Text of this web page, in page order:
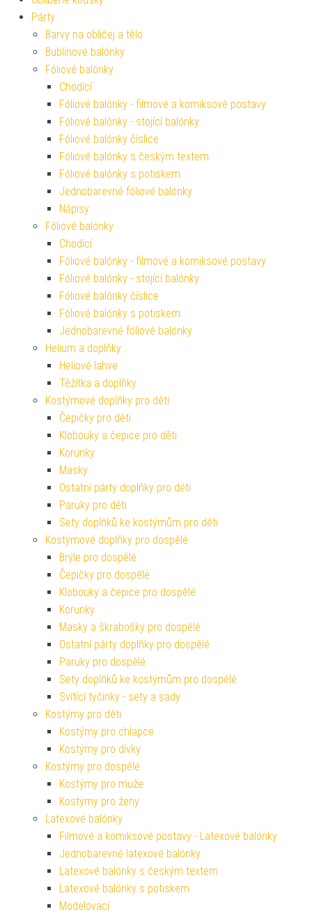
Párty
Barvy na obličej a tělo
Bublinové balónky
Fóliové balónky
Chodící
Fóliové balónky - filmové a komiksové postavy
Fóliové balónky - stojící balónky
Fóliové balónky číslice
Fóliové balónky s českým textem
Fóliové balónky s potiskem
Jednobarevné fóliové balónky
Nápisy
Fóliové balónky
Chodící
Fóliové balónky - filmové a komiksové postavy
Fóliové balónky - stojící balónky
Fóliové balónky číslice
Fóliové balónky s potiskem
Jednobarevné fóliové balónky
Helium a doplňky
Heliové lahve
Těžítka a doplňky
Kostýmové doplňky pro děti
Čepičky pro děti
Klobouky a čepice pro děti
Korunky
Masky
Ostatní párty doplňky pro děti
Paruky pro děti
Sety doplňků ke kostýmům pro děti
Kostýmové doplňky pro dospělé
Brýle pro dospělé
Čepičky pro dospělé
Klobouky a čepice pro dospělé
Korunky
Masky a škrabošky pro dospělé
Ostatní párty doplňky pro dospělé
Paruky pro dospělé
Sety doplňků ke kostýmům pro dospělé
Svítící tyčinky - sety a sady
Kostýmy pro děti
Kostýmy pro chlapce
Kostýmy pro dívky
Kostýmy pro dospělé
Kostýmy pro muže
Kostýmy pro ženy
Latexové balónky
Filmové a komiksové postavy - Latexové balónky
Jednobarevné latexové balónky
Latexové balónky s českým textem
Latexové balónky s potiskem
Modelovací